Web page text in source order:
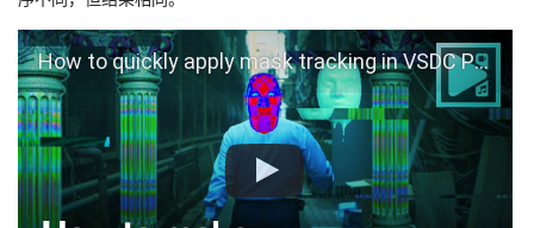
How to quickly apply mask tracking in VSDC Pro